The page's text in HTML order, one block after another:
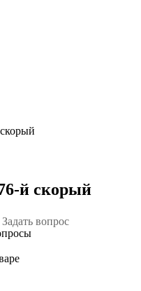
й скорый
Задать вопрос